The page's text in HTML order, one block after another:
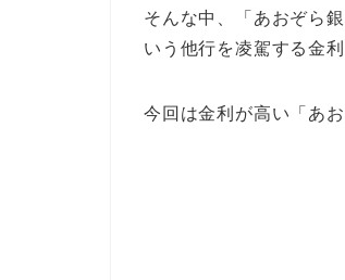
そんな中、「あおぞら
いう他行を凌駕する金利
今回は金利が高い「あ